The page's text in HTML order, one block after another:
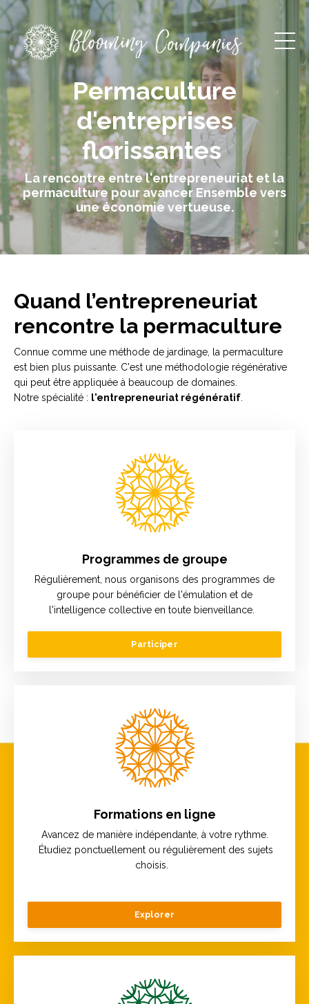
Permaculture
d'entreprises
florissantes
La rencontre entre l'entrepreneuriat et la
permaculture pour avancer Ensemble vers
une économie vertueuse.
Quand l’entrepreneuriat
rencontre la permaculture
Connue comme une méthode de jardinage, la permaculture
est bien plus puissante. C'est une méthodologie régénérative
qui peut être appliquée à beaucoup de domaines.
Notre spécialité : l'entrepreneuriat régénératif
Programmes de groupe
Régulièrement, nous organisons des programmes de
groupe pour bénéficier de l'émulation et de
l'intelligence collective en toute bienveillance.
Participer
Formations en ligne
Avancez de manière indépendante, à votre rythme.
Étudiez ponctuellement ou régulièrement des sujets
choisis.
Explorer